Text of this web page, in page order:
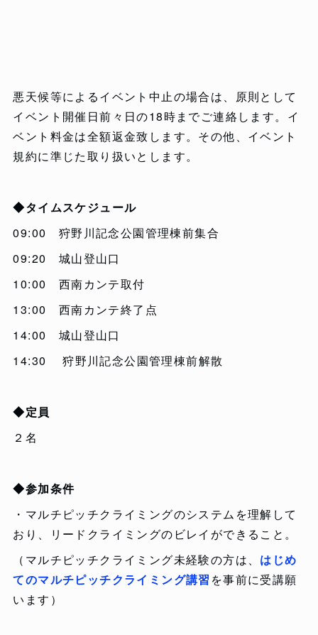
悪天候等によるイベント中止の場合は、原則として
イベント開催日前々日の18時までご連絡します。イ
ベント料金は全額返金致します。その他、イベント
規約に準じた取り扱いとします。
◆タイムスケジュール
09:00 狩野川記念公園管理棟前集合
09:20 城山登山口
10:00 西南カンテ取付
13:00 西南カンテ終了点
14:00 城山登山口
14:30 狩野川記念公園管理棟前解散
◆定員
２名
◆参加条件
・マルチピッチクライミングのシステムを理解して
おり、リードクライミングのビレイができること。
（マルチピッチクライミング未経験の方は、 はじめ
てのマルチピッチクライミング講習 を事前に受講願
います）